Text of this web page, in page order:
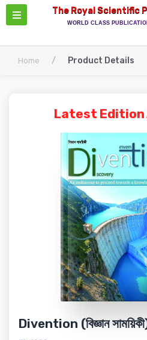
The Royal Scientific
WORLD CLASS
Home / Product Details
Latest Edition
Divention (বিজ্ঞান